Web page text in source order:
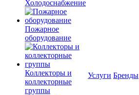
Холодоснабжение
Пожарное
оборудование
Коллекторы и
коллекторные
группы
Услуги Бренды